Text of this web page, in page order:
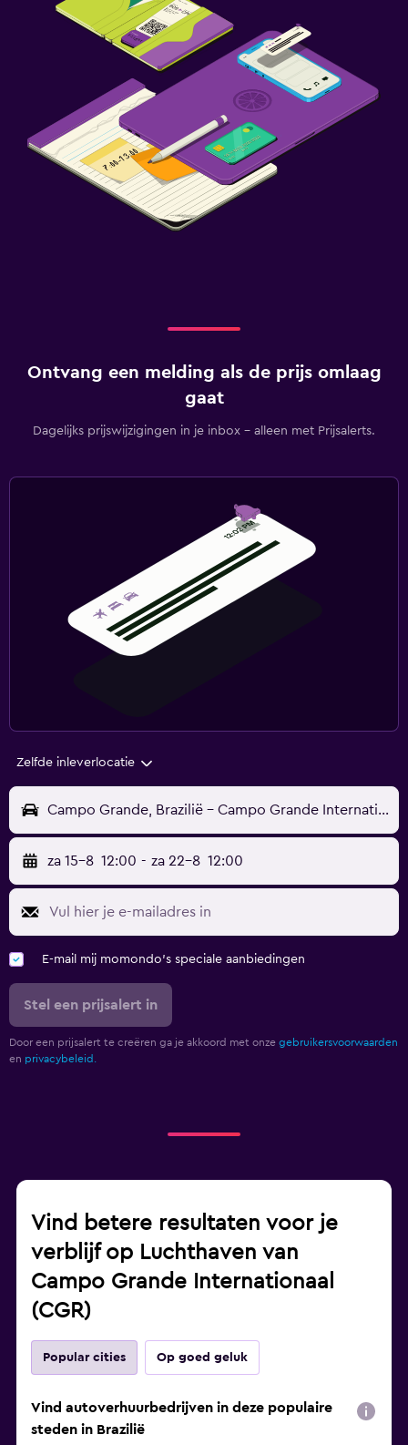
Ontvang een melding als de prijs omlaag
gaat
Dagelijks prijswijzigingen in je inbox - alleen met Prijsalerts.
Zelfde inleverlocatie
Campo Grande, Brazilië - Campo Grande Internationaal (CGR)
za 15-8 12:00 - za 22-8 12:00
E-mail mij momondo's speciale aanbiedingen
Stel een prijsalert in
Door een prijsalert te creëren ga je akkoord met onze gebruikersvoorwaarden
en privacybeleid.
Vind betere resultaten voor je
verblijf op Luchthaven van
Campo Grande Internationaal
(CGR)
Popular cities Op goed geluk
Vind autoverhuurbedrijven in deze populaire
steden in Brazilië